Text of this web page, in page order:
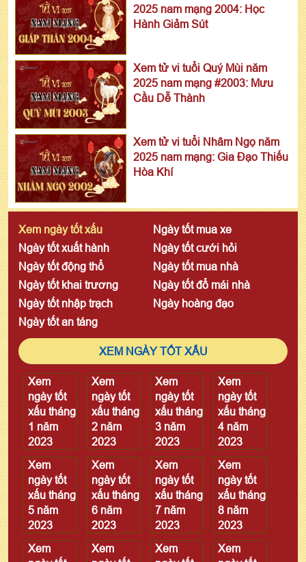
2025 nam mạng 2004: Học
Hành Giảm Sút
Xem tử vi tuổi Quý Mùi năm
2025 nam mạng #2003: Mưu
Cầu Dễ Thành
Xem tử vi tuổi Nhâm Ngọ năm
2025 nam mạng: Gia Đạo Thiếu
Hòa Khí
Xem ngày tốt xấu
Ngày tốt mua xe
Ngày tốt xuất hành
Ngày tốt cưới hỏi
Ngày tốt động thổ
Ngày tốt mua nhà
Ngày tốt khai trương
Ngày tốt đổ mái nhà
Ngày tốt nhập trạch
Ngày hoàng đạo
Ngày tốt an táng
XEM NGÀY TỐT XẤU
Xem
ngày tốt
xấu tháng
1 năm
2023
Xem
ngày tốt
xấu tháng
2 năm
2023
Xem
ngày tốt
xấu tháng
3 năm
2023
Xem
ngày tốt
xấu tháng
4 năm
2023
Xem
ngày tốt
xấu tháng
5 năm
2023
Xem
ngày tốt
xấu tháng
6 năm
2023
Xem
ngày tốt
xấu tháng
7 năm
2023
Xem
ngày tốt
xấu tháng
8 năm
2023
Xem
Xem
Xem
Xem